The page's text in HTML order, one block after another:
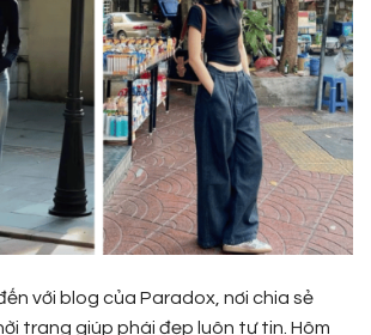
với blog của Paradox, nơi chia sẻ
trang giúp phái đẹp luôn tự tin. Hôm